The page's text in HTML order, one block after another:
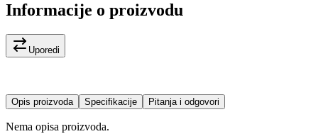
Informacije o proizvodu
Uporedi
Opis proizvoda Specifikacije Pitanja i odgovori
Nema opisa proizvoda.